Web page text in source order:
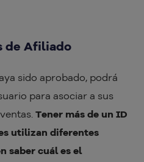
de Afiliado
sido aprobado, podrá
para asociar a sus
Tener más de un ID
utilizan diferentes
saber cuál es el